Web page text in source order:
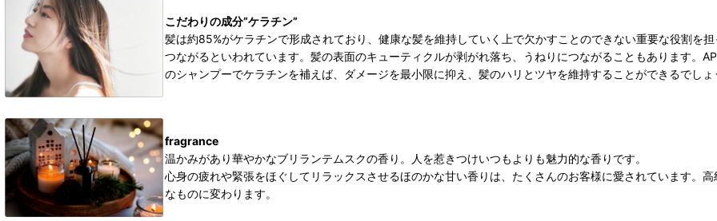
こだわりの成分”ケラチン”
髪は約85%がケラチンで形成されており、健康な髪を維持していく上で欠かすことのできない重要な役割を
つながるといわれています。髪の表面のキューティクルが剥がれ落ち、うねりにつながることもあります。
のシャンプーでケラチンを補えば、ダメージを最小限に抑え、髪のハリとツヤを維持することができるでしょ
fragrance
温かみがあり華やかなブリランテムスクの香り。
人を惹きつけいつもよりも魅力的な香りです。
心身の疲れや緊張をほぐしてリラックスさせるほのかな甘い香りは、たくさんのお客様に愛されています。 高
なものに変わります。